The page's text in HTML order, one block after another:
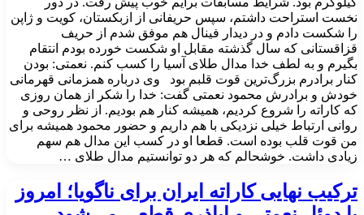
نخست استراحت داشتم، سپس حریفانی از ازبکستان، کویت و ژاپن
را شکست دادم و در دیدار فینال هم موفق شدم از حریف
قزاقستانی که سال گذشته مقابل او شکست خورده بودم انتقام
بگیرم و به لطف خدا مدال طلای آسیا را کسب کنم. نعمتی: بودن
کنار برادرم بزرگ‌ترین قوت قلبم بود وی درباره همزمانی قهرمانی
خودش و برادرش محمود نعمتی گفت: خدا را شکر از همان روزی
که کاراته را شروع کردیم، همیشه کنار هم بودیم. از نظر روحی و
روانی ارتباط خیلی نزدیکی با هم داریم و حضور محمود همیشه برای
من قوت قلب بوده است. قطعا او در کسب این مدال هم سهم
زیادی داشت. خوشحالم که هر دو توانستیم مدال طلای …
ترکیب نهایی کاراته ایران برای ناگویا؛ امروز